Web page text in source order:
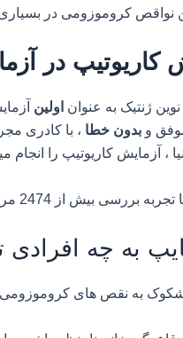
نواقص کروموزومی در
کاریوتیپ در
نوین ژنتیک به عنوان اولین
و بدون خطا ، با کادری
، آزمایش کاریوتیپ را انجام
مراجعه کننده ، مفتخر است که در خدمت شما خانواده ی عزیز باشد.
به چه